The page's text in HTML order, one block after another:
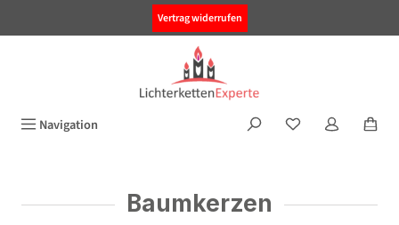
Vertrag widerrufen
Navigation
Baumkerzen